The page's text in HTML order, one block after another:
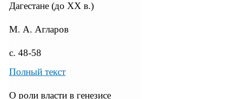
Дагестане (до XX в.)
М. А. Агларов
с. 48-58
Полный текст
О роли власти в генезисе